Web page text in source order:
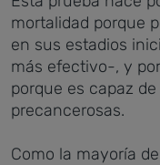
mortalidad porque
en sus estadios
más efectivo-, y
porque es capaz
precancerosas.
Como la mayoría